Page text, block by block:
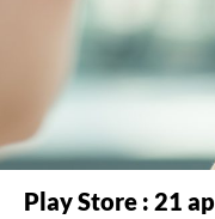
Play Store : 21